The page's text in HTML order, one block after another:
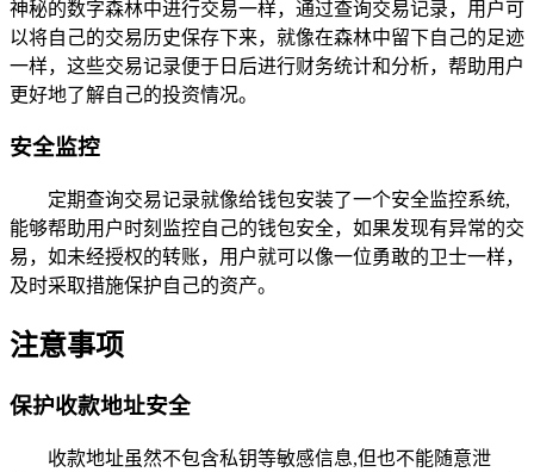
神秘的数字森林中进行交易一样，通过查询交易记录，用户可
以将自己的交易历史保存下来，就像在森林中留下自己的足迹
一样，这些交易记录便于日后进行财务统计和分析，帮助用户
更好地了解自己的投资情况。
安全监控
定期查询交易记录就像给钱包安装了一个安全监控系统,
能够帮助用户时刻监控自己的钱包安全，如果发现有异常的交
易，如未经授权的转账，用户就可以像一位勇敢的卫士一样，
及时采取措施保护自己的资产。
注意事项
保护收款地址安全
收款地址虽然不包含私钥等敏感信息,但也不能随意泄